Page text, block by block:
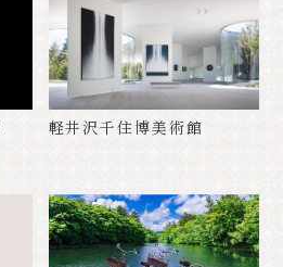
軽井沢千住博美術館